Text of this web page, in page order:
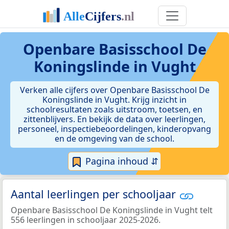
Openbare Basisschool De
Koningslinde in Vught
Verken alle cijfers over Openbare Basisschool De
Koningslinde in Vught. Krijg inzicht in
schoolresultaten zoals uitstroom, toetsen, en
zittenblijvers. En bekijk de data over leerlingen,
personeel, inspectiebeoordelingen, kinderopvang
en de omgeving van de school.
Pagina inhoud ⇵
Aantal leerlingen per schooljaar
Openbare Basisschool De Koningslinde in Vught telt
556 leerlingen in schooljaar 2025-2026.